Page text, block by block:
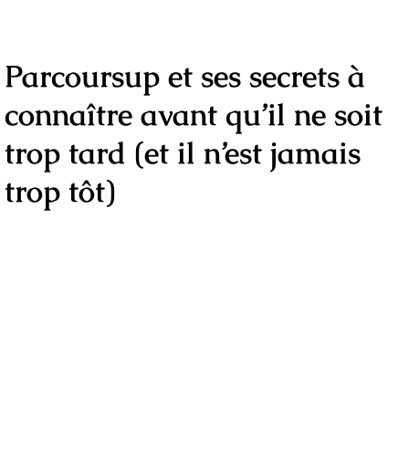
Parcoursup et ses secrets à
connaître avant qu’il ne soit
trop tard (et il n’est jamais
trop tôt)